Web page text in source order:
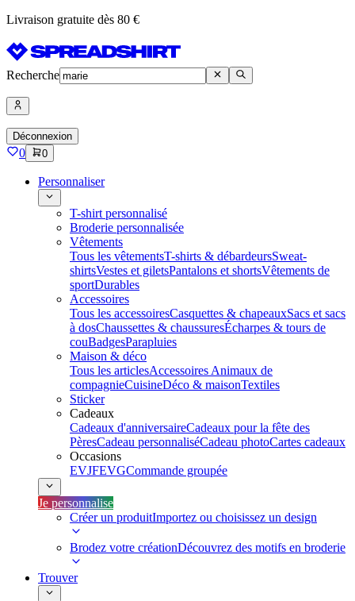
Livraison gratuite dès 80 €
Recherche
Déconnexion
0 0
Personnaliser
T-shirt personnalisé
Broderie personnalisée
Vêtements
Tous les vêtementsT-shirts & débardeursSweat-
shirtsVestes et giletsPantalons et shortsVêtements de
sportDurables
Accessoires
Tous les accessoiresCasquettes & chapeauxSacs et sacs
à dosChaussettes & chaussuresÉcharpes & tours de
couBadgesParapluies
Maison & déco
Tous les articlesAccessoires Animaux de
compagnieCuisineDéco & maisonTextiles
Sticker
Cadeaux
Cadeaux d'anniversaireCadeaux pour la fête des
PèresCadeau personnaliséCadeau photoCartes cadeaux
Occasions
EVJFEVGCommande groupée
Je personnalise
Créer un produitImportez ou choisissez un design
Brodez votre créationDécouvrez des motifs en broderie
Trouver